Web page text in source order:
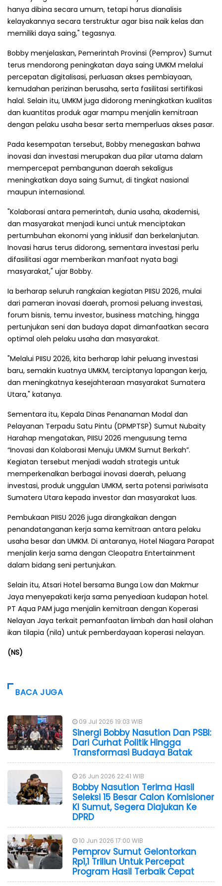
hanya dibina secara umum, tetapi harus dianalisis
kelayakannya secara terstruktur agar bisa naik kelas dan
memiliki daya saing," tegasnya.
Bobby menjelaskan, Pemerintah Provinsi (Pemprov) Sumut
terus mendorong peningkatan daya saing UMKM melalui
percepatan digitalisasi, perluasan akses pembiayaan,
kemudahan perizinan berusaha, serta fasilitasi sertifikasi
halal. Selain itu, UMKM juga didorong meningkatkan kualitas
dan kuantitas produk agar mampu menjalin kemitraan
dengan pelaku usaha besar serta memperluas akses pasar.
Pada kesempatan tersebut, Bobby menegaskan bahwa
inovasi dan investasi merupakan dua pilar utama dalam
mempercepat pembangunan daerah sekaligus
meningkatkan daya saing Sumut, di tingkat nasional
maupun internasional.
"Kolaborasi antara pemerintah, dunia usaha, akademisi,
dan masyarakat menjadi kunci untuk menciptakan
pertumbuhan ekonomi yang inklusif dan berkelanjutan.
Inovasi harus terus didorong, sementara investasi perlu
difasilitasi agar memberikan manfaat nyata bagi
masyarakat," ujar Bobby.
Ia berharap seluruh rangkaian kegiatan PIISU 2026, mulai
dari pameran inovasi daerah, promosi peluang investasi,
forum bisnis, temu investor, business matching, hingga
pertunjukan seni dan budaya dapat dimanfaatkan secara
optimal oleh pelaku usaha dan masyarakat.
"Melalui PIISU 2026, kita berharap lahir peluang investasi
baru, semakin kuatnya UMKM, terciptanya lapangan kerja,
dan meningkatnya kesejahteraan masyarakat Sumatera
Utara," katanya.
Sementara itu, Kepala Dinas Penanaman Modal dan
Pelayanan Terpadu Satu Pintu (DPMPTSP) Sumut Nubaity
Harahap mengatakan, PIISU 2026 mengusung tema
“Inovasi dan Kolaborasi Menuju UMKM Sumut Berkah”.
Kegiatan tersebut menjadi wadah strategis untuk
memperkenalkan berbagai inovasi daerah, peluang
investasi, produk unggulan UMKM, serta potensi pariwisata
Sumatera Utara kepada investor dan masyarakat luas.
Pembukaan PIISU 2026 juga dirangkaikan dengan
penandatanganan kerja sama kemitraan antara pelaku
usaha besar dan UMKM. Di antaranya, Hotel Niagara Parapat
menjalin kerja sama dengan Cleopatra Entertainment
dalam bidang seni pertunjukan.
Selain itu, Atsari Hotel bersama Bunga Low dan Makmur
Jaya menyepakati kerja sama penyediaan kudapan hotel.
PT Aqua PAM juga menjalin kemitraan dengan Koperasi
Nelayan Jaya terkait pemanfaatan limbah dan hasil olahan
ikan tilapia (nila) untuk pemberdayaan koperasi nelayan.
(NS)
BACA JUGA
09 Jul 2026 19:03 WIB
Sinergi Bobby Nasution Dan PSBI:
Dari Curhat Politik Hingga
Transformasi Budaya Batak
26 Jun 2026 22:41 WIB
Bobby Nasution Terima Hasil
Seleksi 15 Besar Calon Komisioner
KI Sumut, Segera Diajukan Ke
DPRD
10 Jun 2026 17:00 WIB
Pemprov Sumut Gelontorkan
Rp1,1 Triliun Untuk Percepat
Program Hasil Terbaik Cepat